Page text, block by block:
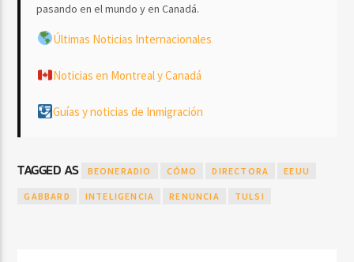
pasando en el mundo y en Canadá.
Últimas Noticias Internacionales
Noticias en Montreal y Canadá
Guías y noticias de Inmigración
TAGGED AS BEONERADIO CÓMO DIRECTORA EEUU
GABBARD INTELIGENCIA RENUNCIA TULSI